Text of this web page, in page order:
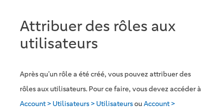
Attribuer des rôles aux
utilisateurs
Après qu’un rôle a été créé, vous pouvez attribuer des
rôles aux utilisateurs. Pour ce faire, vous devez accéder à
Account > Utilisateurs > UtilisateursouAccount >